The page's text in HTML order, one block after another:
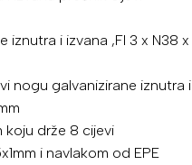
iznutra i izvana ,FI 3 x N38 x
nogu galvanizirane iznutra i
koju drže 8 cijevi
i navlakom od EPE